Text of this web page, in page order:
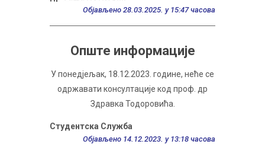
Објављено 28.03.2025. у 15:47 часова
Опште информације
У понедјељак, 18.12.2023. године, неће се
одржавати консултације код проф. др
Здравка Тодоровића.
Студентска Служба
Објављено 14.12.2023. у 13:18 часова